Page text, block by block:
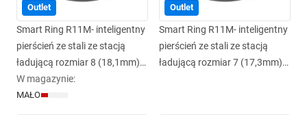
Outlet
Smart Ring R11M- inteligentny
pierścień ze stali ze stacją
ładującą rozmiar 8 (18,1mm)
czarny
W magazynie:
MAŁO
Outlet
Smart Ring R11M- inteligentny
pierścień ze stali ze stacją
ładującą rozmiar 7 (17,3mm)